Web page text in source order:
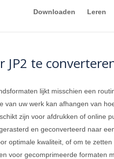
Downloaden Leren
JP2 te
lijkt misschien een
van uw werk kan afhangen van
zijn voor afdrukken of online
en geconverteerd naar
optimale kwaliteit, of om te
voor gecomprimeerde formaten